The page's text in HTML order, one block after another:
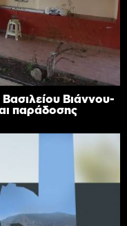
Βιάννου-
παράδοσης